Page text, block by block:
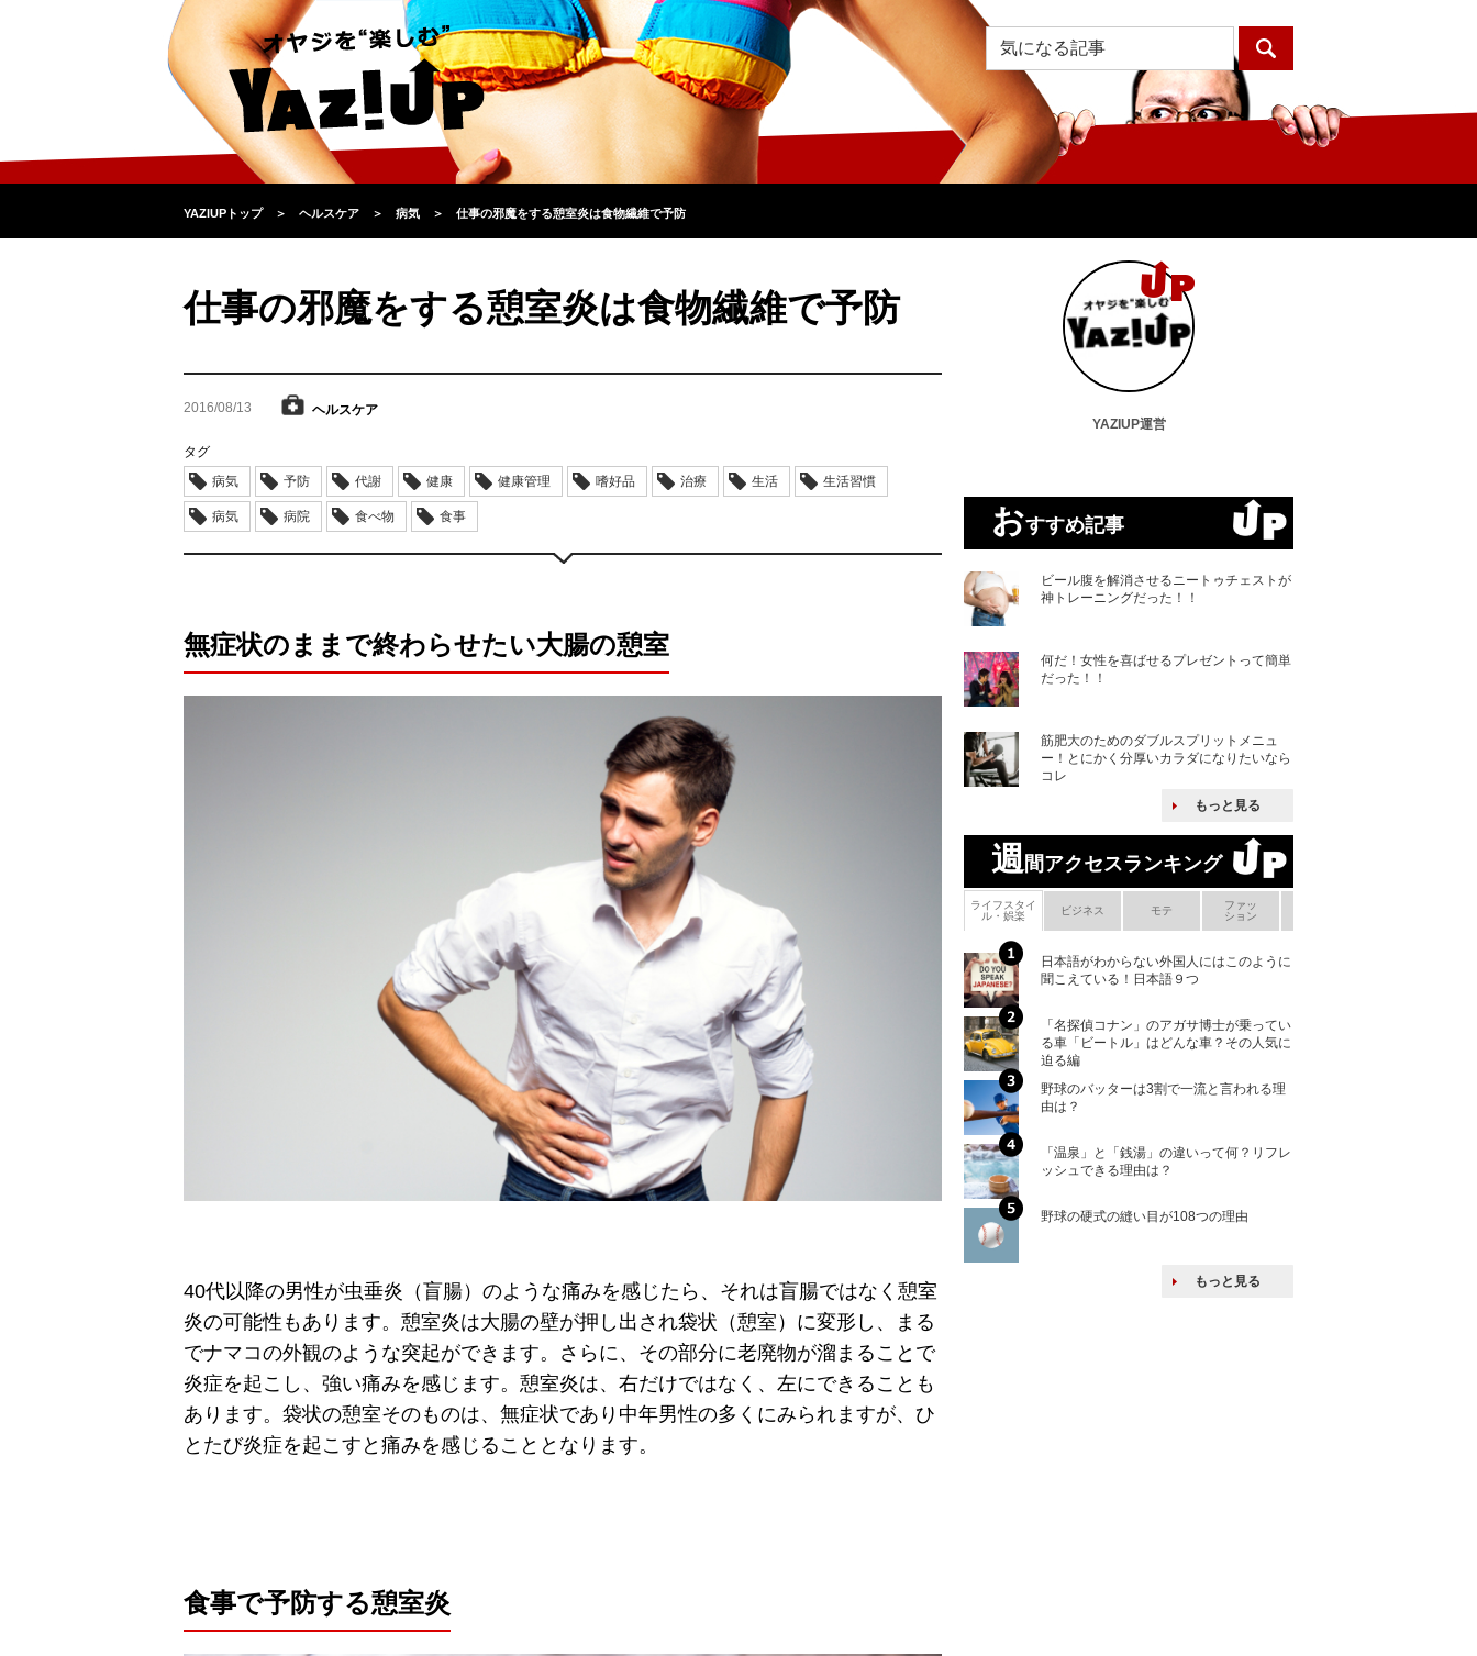
YAZIUPトップ ＞ ヘルスケア ＞ 病気 ＞ 仕事の邪魔をする憩室炎は食物繊維で予防
仕事の邪魔をする憩室炎は食物繊維で予防
2016/08/13 ヘルスケア
タグ
病気
予防 代謝 健康 健康管理 嗜好品 治療 生活 生活習慣
病気 病院 食べ物 食事
無症状のままで終わらせたい大腸の憩室
40代以降の男性が虫垂炎（盲腸）のような痛みを感じたら、それは盲腸ではなく憩室
炎の可能性もあります。憩室炎は大腸の壁が押し出され袋状（憩室）に変形し、まる
でナマコの外観のような突起ができます。さらに、その部分に老廃物が溜まることで
炎症を起こし、強い痛みを感じます。憩室炎は、右だけではなく、左にできることも
あります。袋状の憩室そのものは、無症状であり中年男性の多くにみられますが、ひ
とたび炎症を起こすと痛みを感じることとなります。
食事で予防する憩室炎
YAZIUP運営
おすすめ記事
ビール腹を解消させるニートゥチェストが
神トレーニングだった！！
何だ！女性を喜ばせるプレゼントって簡単
だった！！
筋肥大のためのダブルスプリットメニュ
ー！とにかく分厚いカラダになりたいなら
コレ
もっと見る
週間アクセスランキング
ライフスタイ
ル・娯楽
ビジネス モテ
ファッ
ション
日本語がわからない外国人にはこのように
聞こえている！日本語９つ
「名探偵コナン」のアガサ博士が乗ってい
る車「ビートル」はどんな車？その人気に
迫る編
野球のバッターは3割で一流と言われる理
由は？
「温泉」と「銭湯」の違いって何？リフレ
ッシュできる理由は？
野球の硬式の縫い目が108つの理由
もっと見る